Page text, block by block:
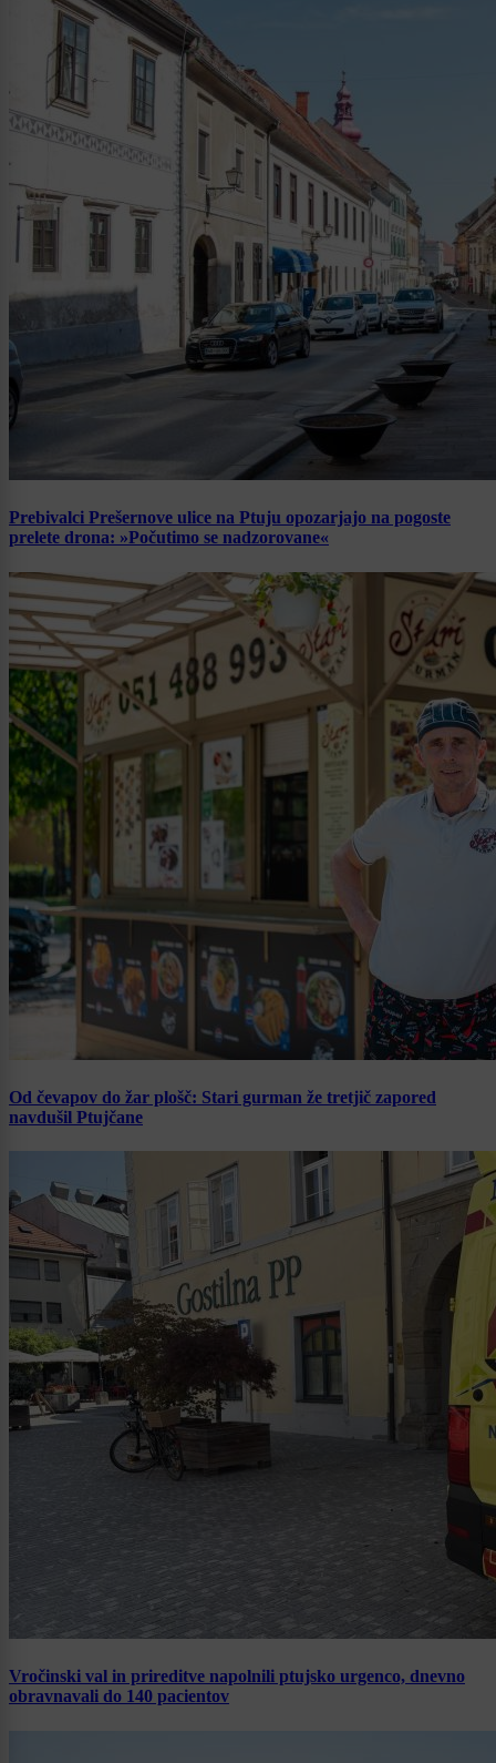
Prebivalci Prešernove ulice na Ptuju opozarjajo na pogoste
prelete drona: »Počutimo se nadzorovane«
Od čevapov do žar plošč: Stari gurman že tretjič zapored
navdušil Ptujčane
Vročinski val in prireditve napolnili ptujsko urgenco, dnevno
obravnavali do 140 pacientov